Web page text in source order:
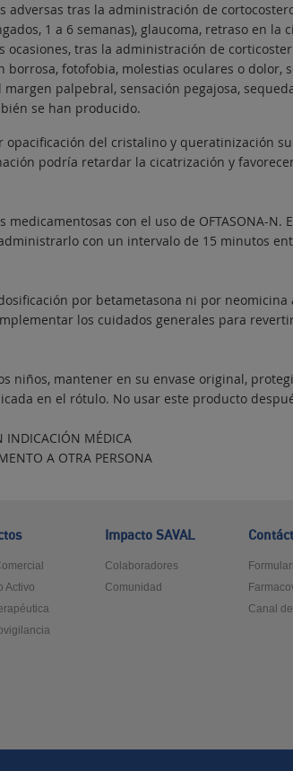
adversas tras la administración de
1 a 6 semanas), glaucoma, retraso en la
ocasiones, tras la administración de
fotofobia, molestias oculares o dolor,
palpebral, sensación pegajosa,
se han producido.
opacificación del cristalino y queratinización
podría retardar la cicatrización y
con el uso de OFTASONA-
con un intervalo de 15 minutos
por betametasona ni por
los cuidados generales para
niños, mantener en su envase original,
en el rótulo. No usar este producto
INDICACIÓN MÉDICA
A OTRA PERSONA
Activo
Impacto SAVAL
Colaboradores
Comunidad
Canal